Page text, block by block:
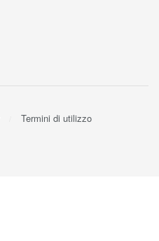
Termini di utilizzo